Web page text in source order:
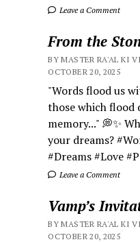
Leave a Comment
From the
BY MASTER RA'AL KI
OCTOBER 20, 2025
"Words flood us
those which flood
memory..." 💭✨
your dreams?
#Dreams #Love
Leave a Comment
Vamp’s
BY MASTER RA'AL KI
OCTOBER 20, 2025